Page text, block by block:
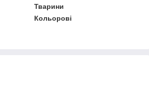
Тварини
Кольорові